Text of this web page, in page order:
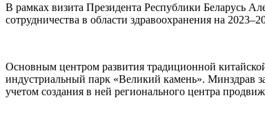
В рамках визита Президента Республики Беларусь
сотрудничества в области здравоохранения на
Основным центром развития традиционной
индустриальный парк «Великий камень». Минздрав
учетом создания в ней регионального центра